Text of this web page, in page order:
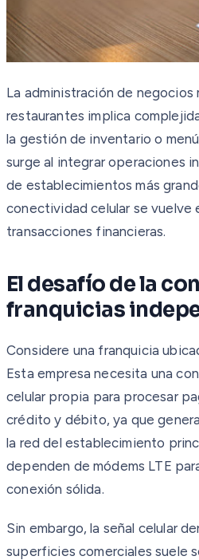
La administración de negocios
restaurantes implica
la gestión de inventario o
surge al integrar operaciones
de establecimientos más
conectividad celular se vuelve
transacciones financieras.
El desafío de la
franquicias
Considere una franquicia
Esta empresa necesita una
celular propia para procesar
crédito y débito, ya que
la red del establecimiento
dependen de módems LTE
conexión sólida.
Sin embargo, la señal celular
superficies comerciales suele